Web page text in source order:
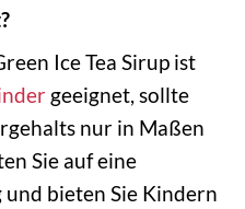
Ice Tea Sirup ist
geeignet, sollte
nur in Maßen
Sie auf eine
bieten Sie Kindern